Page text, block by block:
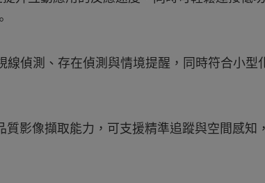
偵測、存在偵測與情境提醒，同時符合小型
質影像擷取能力，可支援精準追蹤與空間感知